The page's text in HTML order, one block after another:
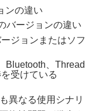
ンの違い
バージョンの違い
ジョンまたはソフ
Bluetooth、Thread
受けている
異なる使用シナリ